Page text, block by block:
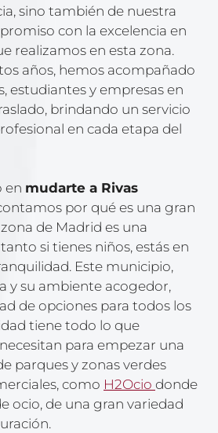
sino también de nuestra
con la excelencia en
realizamos en esta zona.
años, hemos acompañado
estudiantes y empresas en
brindando un servicio
en cada etapa del
en mudarte a Rivas
por qué es una gran
de Madrid es una
si tienes niños, estás en
Este municipio,
y su ambiente acogedor,
de opciones para todos los
tiene todo lo que
para empezar una
parques y zonas verdes
como H2Ocio donde
ocio, de una gran variedad